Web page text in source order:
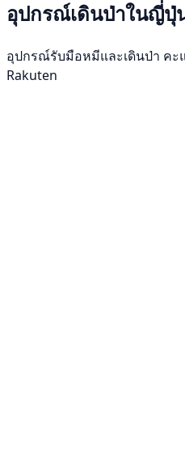
อุปกรณ์เดินป่าในญี่ปุ่
อุปกรณ์รับมือหมีและเดินป่า คะ
Rakuten